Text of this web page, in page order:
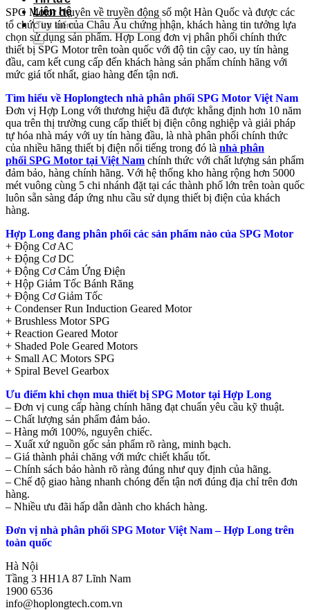
Liên hệ
Tìm
kiếm:
SPG Motor chuyên về truyền động số một Hàn Quốc và được các
tổ chức uy tín của Châu Âu chứng nhận, khách hàng tin tưởng lựa
chọn sử dụng sản phẩm. Hợp Long đơn vị phân phối chính thức
thiết bị SPG Motor trên toàn quốc với độ tin cậy cao, uy tín hàng
đầu, cam kết cung cấp đến khách hàng sản phẩm chính hãng với
mức giá tốt nhất, giao hàng đến tận nơi.
Tìm hiểu về Hoplongtech nhà phân phối SPG Motor Việt Nam
Đơn vị Hợp Long với thương hiệu đã được khẳng định hơn 10 năm
qua trên thị trường cung cấp thiết bị điện công nghiệp và giải pháp
tự hóa nhà máy với uy tín hàng đầu, là nhà phân phối chính thức
của nhiều hãng thiết bị điện nổi tiếng trong đó là nhà phân
phối SPG Motor tại Việt Nam chính thức với chất lượng sản phẩm
đảm bảo, hàng chính hãng. Với hệ thống kho hàng rộng hơn 5000
mét vuông cùng 5 chi nhánh đặt tại các thành phố lớn trên toàn quốc
luôn sẵn sàng đáp ứng nhu cầu sử dụng thiết bị điện của khách
hàng.
Hợp Long đang phân phối các sản phẩm nào của SPG Motor
+ Động Cơ AC
+ Động Cơ DC
+ Động Cơ Cảm Ứng Điện
+ Hộp Giảm Tốc Bánh Răng
+ Động Cơ Giảm Tốc
+ Condenser Run Induction Geared Motor
+ Brushless Motor SPG
+ Reaction Geared Motor
+ Shaded Pole Geared Motors
+ Small AC Motors SPG
+ Spiral Bevel Gearbox
Ưu điểm khi chọn mua thiết bị SPG Motor tại Hợp Long
– Đơn vị cung cấp hàng chính hãng đạt chuẩn yêu cầu kỹ thuật.
– Chất lượng sản phẩm đảm bảo.
– Hàng mới 100%, nguyên chiếc.
– Xuất xứ nguồn gốc sản phẩm rõ ràng, minh bạch.
– Giá thành phải chăng với mức chiết khấu tốt.
– Chính sách bảo hành rõ ràng đúng như quy định của hãng.
– Chế độ giao hàng nhanh chóng đến tận nơi đúng địa chỉ trên đơn
hàng.
– Nhiều ưu đãi hấp dẫn dành cho khách hàng.
Đơn vị nhà phân phối SPG Motor Việt Nam – Hợp Long trên
toàn quốc
Hà Nội
Tầng 3 HH1A 87 Lĩnh Nam
1900 6536
info@hoplongtech.com.vn